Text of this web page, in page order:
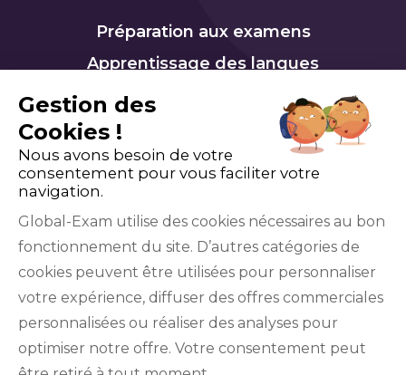
Préparation aux examens
Apprentissage des langues
Anglais professionnel
DÉMARREZ MAINTENANT
TOEIC TOEFL Cookies
Gestion des
Cookies !
Nous avons besoin de votre
consentement pour vous faciliter votre
navigation.
Global-Exam utilise des cookies nécessaires au bon
fonctionnement du site. D’autres catégories de
cookies peuvent être utilisées pour personnaliser
votre expérience, diffuser des offres commerciales
personnalisées ou réaliser des analyses pour
optimiser notre offre. Votre consentement peut